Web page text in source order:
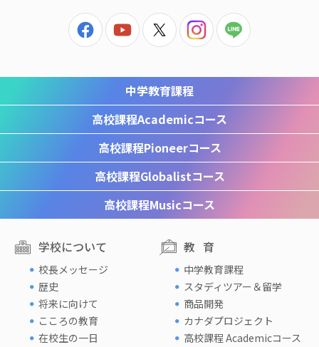
中学教育課程
高校課程Academicコース
高校課程Pioneerコース
高校課程Globalistコース
高校課程Musicコース
学校について
校長メッセージ
歴史
将来に向けて
こころの教育
在校生の一日
教育
中学教育課程
スタディツアー＆留学
商品開発
カナダプロジェクト
高校課程 Academicコース